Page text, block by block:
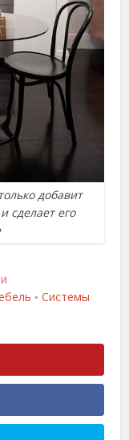
добавит
сделает его
• Системы